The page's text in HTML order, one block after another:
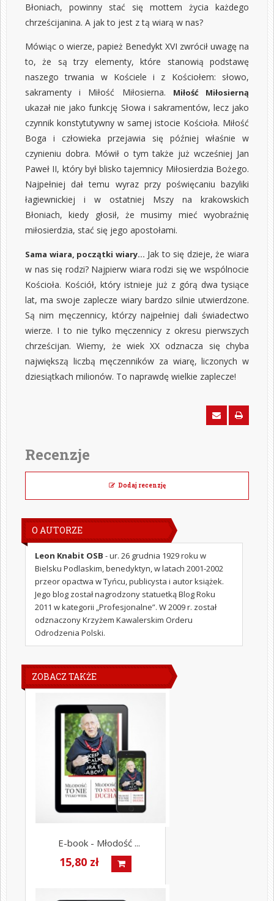
Błoniach, powinny stać się mottem życia każdego
chrześcijanina. A jak to jest z tą wiarą w nas?
Mówiąc o wierze, papież Benedykt XVI zwrócił uwagę na
to, że są trzy elementy, które stanowią podstawę
naszego trwania w Kościele i z Kościołem: słowo,
sakramenty i Miłość Miłosierna. Miłość Miłosierną
ukazał nie jako funkcję Słowa i sakramentów, lecz jako
czynnik konstytutywny w samej istocie Kościoła. Miłość
Boga i człowieka przejawia się później właśnie w
czynieniu dobra. Mówił o tym także już wcześniej Jan
Paweł II, który był blisko tajemnicy Miłosierdzia Bożego.
Najpełniej dał temu wyraz przy poświęcaniu bazyliki
łagiewnickiej i w ostatniej Mszy na krakowskich
Błoniach, kiedy głosił, że musimy mieć wyobraźnię
miłosierdzia, stać się jego apostołami.
Sama wiara, początki wiary… Jak to się dzieje, że wiara
w nas się rodzi? Najpierw wiara rodzi się we wspólnocie
Kościoła. Kościół, który istnieje już z górą dwa tysiące
lat, ma swoje zaplecze wiary bardzo silnie utwierdzone.
Są nim męczennicy, którzy najpełniej dali świadectwo
wierze. I to nie tylko męczennicy z okresu pierwszych
chrześcijan. Wiemy, że wiek XX odznacza się chyba
największą liczbą męczenników za wiarę, liczonych w
dziesiątkach milionów. To naprawdę wielkie zaplecze!
Recenzje
Dodaj recenzję
O AUTORZE
Leon Knabit OSB - ur. 26 grudnia 1929 roku w
Bielsku Podlaskim, benedyktyn, w latach 2001-2002
przeor opactwa w Tyńcu, publicysta i autor książek.
Jego blog został nagrodzony statuetką Blog Roku
2011 w kategorii „Profesjonalne”. W 2009 r. został
odznaczony Krzyżem Kawalerskim Orderu
Odrodzenia Polski.
ZOBACZ TAKŻE
E-book - Młodość ...
15,80 zł